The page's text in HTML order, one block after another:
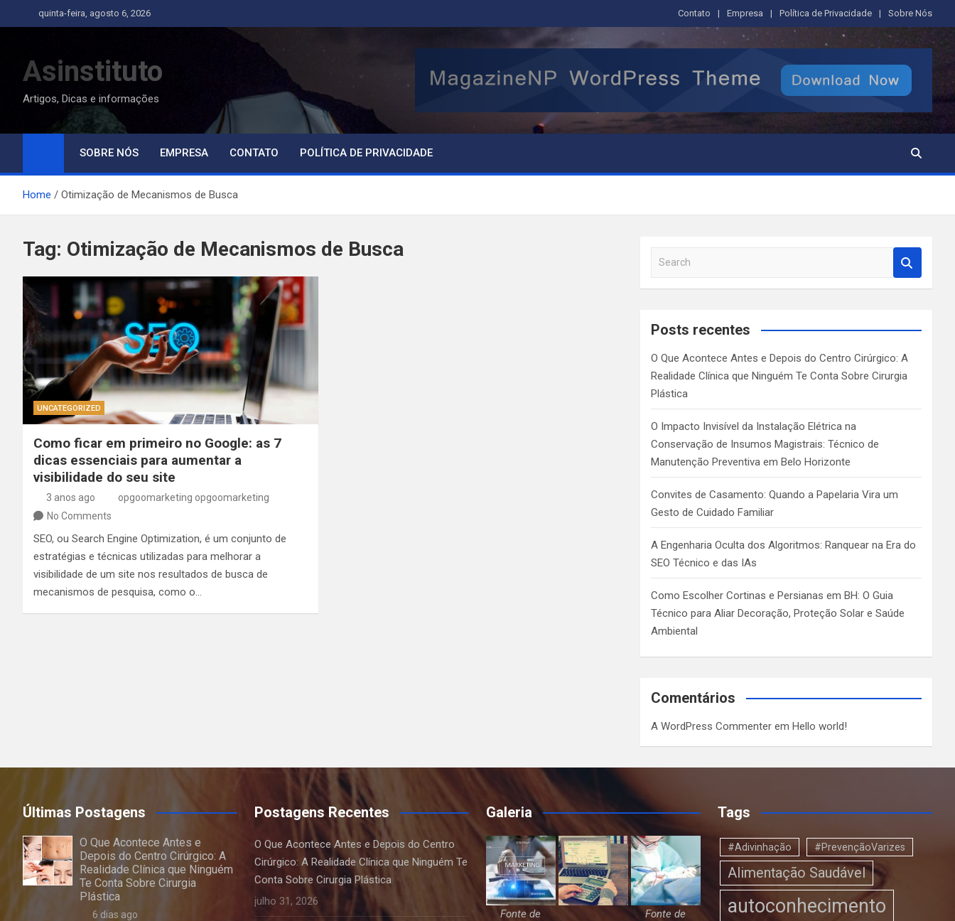
to
quinta-feira, agosto 6, 2026 Contato Empresa Política de Privacidade Sobre Nós
Asinstituto
Artigos, Dicas e informações
SOBRE NÓS EMPRESA CONTATO POLÍTICA DE PRIVACIDADE
Home Otimização de Mecanismos de Busca
Tag: Otimização de Mecanismos de Busca
UNCATEGORIZED
Como ficar em primeiro no Google: as 7
dicas essenciais para aumentar a
visibilidade do seu site
3 anos ago
opgoomarketing opgoomarketing
No Comments
SEO, ou Search Engine Optimization, é um conjunto de
estratégias e técnicas utilizadas para melhorar a
visibilidade de um site nos resultados de busca de
mecanismos de pesquisa, como o…
a
c
Posts recentes
O Que Acontece Antes e Depois do Centro Cirúrgico: A
Realidade Clínica que Ninguém Te Conta Sobre Cirurgia
Plástica
O Impacto Invisível da Instalação Elétrica na
Conservação de Insumos Magistrais: Técnico de
Manutenção Preventiva em Belo Horizonte
Convites de Casamento: Quando a Papelaria Vira um
Gesto de Cuidado Familiar
A Engenharia Oculta dos Algoritmos: Ranquear na Era do
SEO Técnico e das IAs
Como Escolher Cortinas e Persianas em BH: O Guia
Técnico para Aliar Decoração, Proteção Solar e Saúde
Ambiental
Comentários
A WordPress Commenter emHello world!
Últimas Postagens
O Que Acontece Antes e
Depois do Centro Cirúrgico: A
Realidade Clínica que Ninguém
Te Conta Sobre Cirurgia
Plástica
6 dias ago
Postagens Recentes
O Que Acontece Antes e Depois do Centro
Cirúrgico: A Realidade Clínica que Ninguém Te
Conta Sobre Cirurgia Plástica
julho 31, 2026
Galeria
Fonte de
Fonte de
Tags
#Adivinhação #PrevençãoVarizes
Alimentação Saudável
autoconhecimento